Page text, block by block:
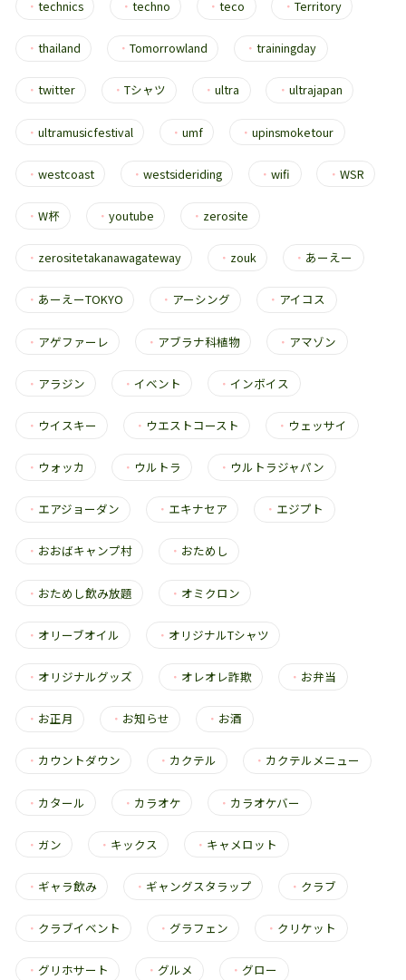
・ technics ・techno ・teco ・ Territory
・ thailand ・Tomorrowland ・trainingday
・ twitter ・Tシャツ ・ultra ・ ultrajapan
・ ultramusicfestival ・umf ・upinsmoketour
・ westcoast ・westsideriding ・wifi ・ WSR
・ W杯 ・youtube ・ zerosite
・ zerositetakanawagateway ・ zouk ・ あーえー
・ あーえーTOKYO ・ アーシング ・ アイコス
・ アゲファーレ ・ アブラナ科植物 ・ アマゾン
・ アラジン ・イベント ・インボイス
・ ウイスキー ・ ウエストコースト ・ ウェッサイ
・ ウォッカ ・ ウルトラ ・ ウルトラジャパン
・ エアジョーダン ・ エキナセア ・ エジプト
・ おおばキャンプ村 ・ おためし
・ おためし飲み放題 ・ オミクロン
・ オリーブオイル ・ オリジナルTシャツ
・ オリジナルグッズ ・ オレオレ詐欺 ・ お弁当
・ お正月 ・ お知らせ ・ お酒
・ カウントダウン ・ カクテル ・ カクテルメニュー
・ カタール ・ カラオケ ・ カラオケバー
・ ガン ・ キックス ・ キャメロット
・ ギャラ飲み ・ ギャングスタラップ ・ クラブ
・ クラブイベント ・ グラフェン ・ クリケット
・ グリホサート ・ グルメ ・ グロー